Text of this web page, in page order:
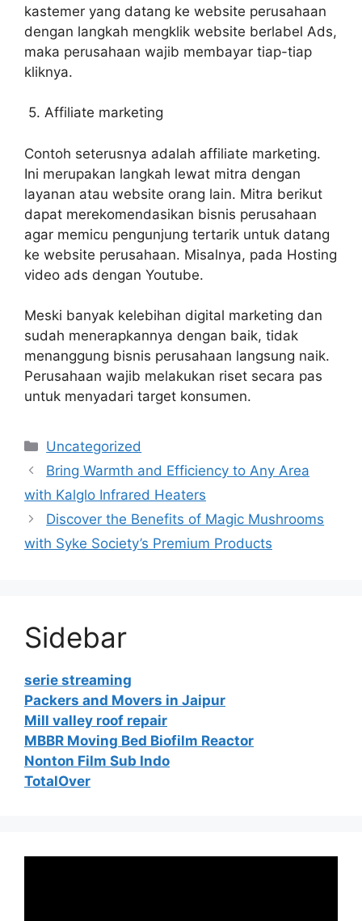
kastemer yang datang ke website perusahaan
dengan langkah mengklik website berlabel Ads,
maka perusahaan wajib membayar tiap-tiap
kliknya.
5. Affiliate marketing
Contoh seterusnya adalah affiliate marketing.
Ini merupakan langkah lewat mitra dengan
layanan atau website orang lain. Mitra berikut
dapat merekomendasikan bisnis perusahaan
agar memicu pengunjung tertarik untuk datang
ke website perusahaan. Misalnya, pada Hosting
video ads dengan Youtube.
Meski banyak kelebihan digital marketing dan
sudah menerapkannya dengan baik, tidak
menanggung bisnis perusahaan langsung naik.
Perusahaan wajib melakukan riset secara pas
untuk menyadari target konsumen.
Categories
Uncategorized
Bring Warmth and Efficiency to Any Area
with Kalglo Infrared Heaters
Discover the Benefits of Magic Mushrooms
with Syke Society’s Premium Products
Sidebar
serie streaming
Packers and Movers in Jaipur
Mill valley roof repair
MBBR Moving Bed Biofilm Reactor
Nonton Film Sub Indo
TotalOver